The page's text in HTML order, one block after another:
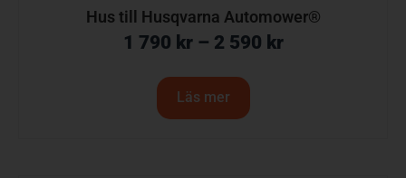
Hus till Husqvarna Automower®
1 790 kr – 2 590 kr
Läs mer